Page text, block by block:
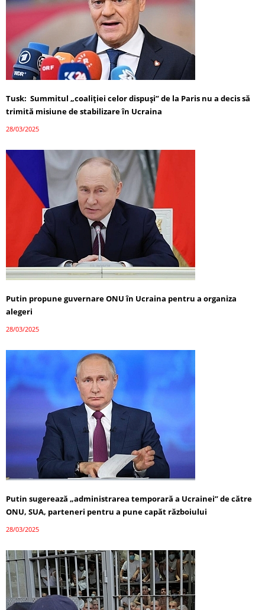
Tusk: Summitul „coaliției celor dispuși” de la Paris nu a decis să
trimită misiune de stabilizare în Ucraina
28/03/2025
Putin propune guvernare ONU în Ucraina pentru a organiza
alegeri
28/03/2025
Putin sugerează „administrarea temporară a Ucrainei” de către
ONU, SUA, parteneri pentru a pune capăt războiului
28/03/2025